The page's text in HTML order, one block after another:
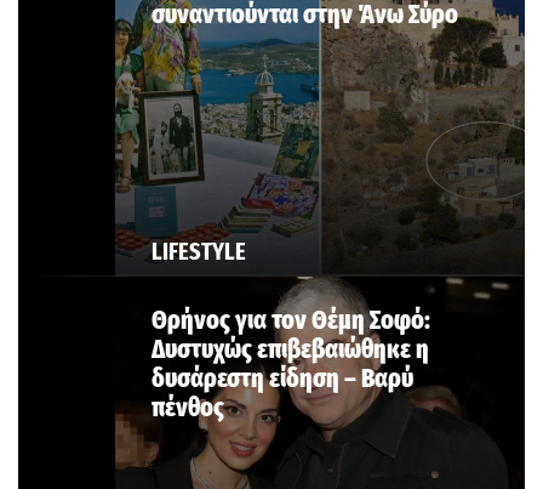
LIFESTYLE
συναντιούνται στην Άνω Σύρο
Θρήνος για τον Θέμη Σοφό:
Δυστυχώς επιβεβαιώθηκε η
δυσάρεστη είδηση – Βαρύ
πένθος